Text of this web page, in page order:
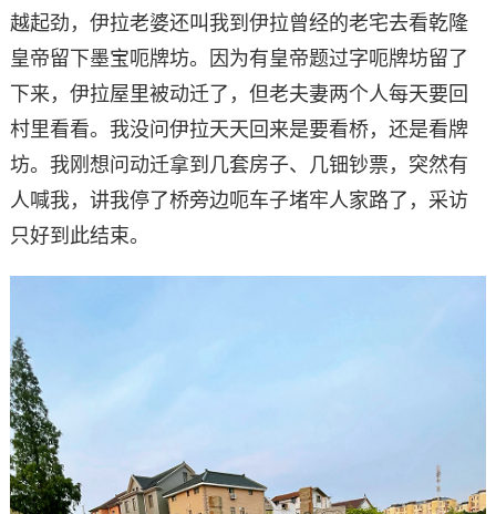
越起劲，伊拉老婆还叫我到伊拉曾经的老宅去看乾隆
皇帝留下墨宝呃牌坊。因为有皇帝题过字呃牌坊留了
下来，伊拉屋里被动迁了，但老夫妻两个人每天要回
村里看看。我没问伊拉天天回来是要看桥，还是看牌
坊。我刚想问动迁拿到几套房子、几钿钞票，突然有
人喊我，讲我停了桥旁边呃车子堵牢人家路了，采访
只好到此结束。